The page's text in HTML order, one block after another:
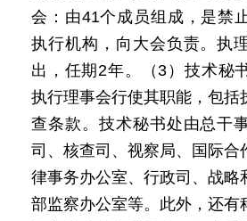
会：由41个成员组成，是禁
执行机构，向大会负责。执
出，任期2年。（3）技术秘
执行理事会行使其职能，包括
查条款。技术秘书处由总干
司、核查司、视察局、国际合
律事务办公室、行政司、战略
部监察办公室等。此外，还有